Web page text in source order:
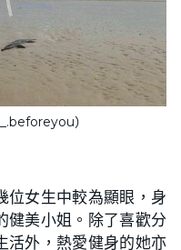
）
位女生中較為顯眼，身
健美小姐。除了喜歡分
活外，熱愛健身的她亦